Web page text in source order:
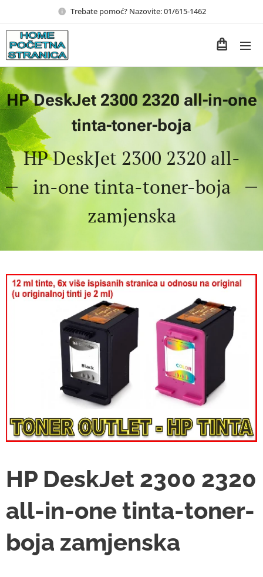
Trebate pomoć? Nazovite: 01/615-1462
HP DeskJet 2300 2320 all-in-one
tinta-toner-boja
HP DeskJet 2300 2320 all-
in-one tinta-toner-boja
zamjenska
HP DeskJet 2300 2320
all-in-one tinta-toner-
boja zamjenska